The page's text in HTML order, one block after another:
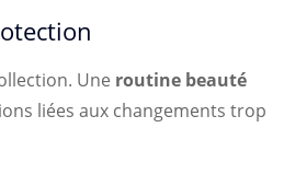
Une routine beauté
liées aux changements trop